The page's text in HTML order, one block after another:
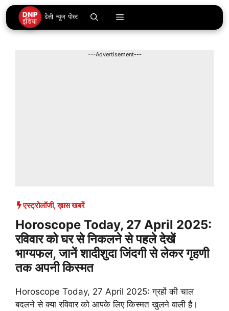
Skip
to
content
Menu
---Advertisement---
एस्ट्रोलॉजी,ख़ास खबरें
Horoscope Today, 27 April 2025:
रविवार को घर से निकलने से पहले देखें
भाग्यफल, जानें शादीशुदा जिंदगी से लेकर गृहणी
तक अपनी किस्मत
Horoscope Today, 27 April 2025: ग्रहों की चाल
बदलने से क्या रविवार को आपके लिए किस्मत खुलने वाली है।